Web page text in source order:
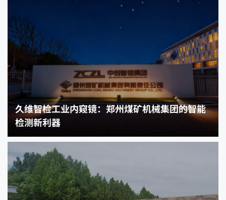
久维智检工业内窥镜：郑州煤矿机械集团的智能
检测新利器